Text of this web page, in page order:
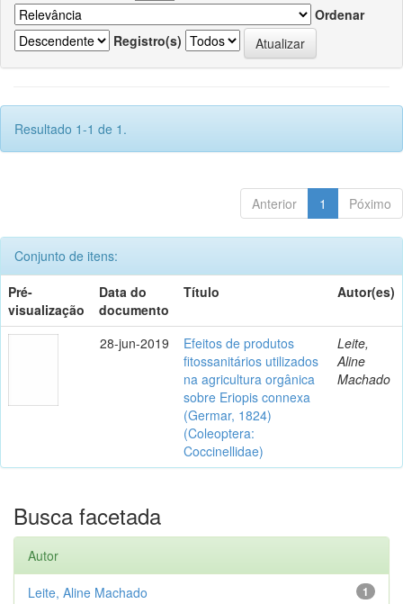
Ordenar
Registro(s)
Resultado 1-1 de 1.
Anterior 1 Póximo
Conjunto de itens:
Pré-
visualização
Data do
documento
Título Autor(es)
28-jun-2019
Efeitos de produtos
fitossanitários utilizados
na agricultura orgânica
sobre Eriopis connexa
(Germar, 1824)
(Coleoptera:
Coccinellidae)
Leite,
Aline
Machado
Busca facetada
Autor
1
Leite, Aline Machado